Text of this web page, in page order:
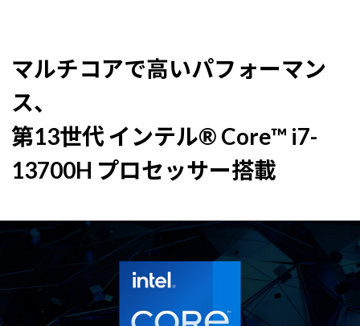
マルチコアで高いパフォーマン
ス、
第13世代 インテル® Core™ i7-
13700H プロセッサー搭載